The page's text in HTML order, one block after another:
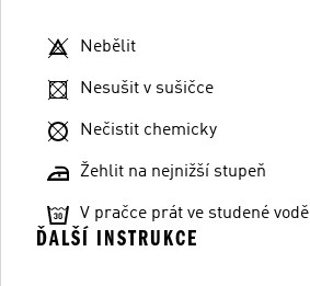
Nebělit
Nesušit v sušičce
Nečistit chemicky
Žehlit na nejnižší stupeň
V pračce prát ve studené vodě
ĎALŠÍ INSTRUKCE